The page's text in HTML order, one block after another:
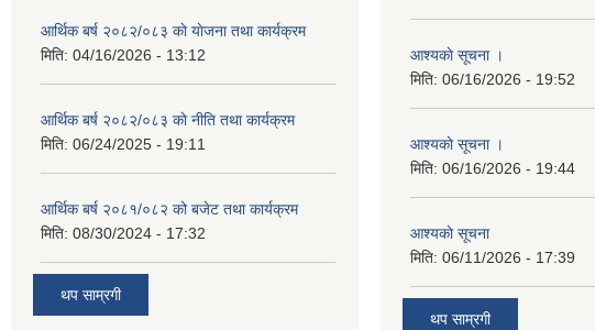
आर्थिक बर्ष २०८२/०८३ काे याेजना तथा कार्यक्रम
मिति: 04/16/2026 - 13:12
आर्थिक बर्ष २०८२/०८३ काे नीति तथा कार्यक्रम
मिति: 06/24/2025 - 19:11
आर्थिक बर्ष २०८१/०८२ को बजेट तथा कार्यक्रम
मिति: 08/30/2024 - 17:32
थप साम्रगी
आश्यकाे सूचना ।
मिति: 06/16/2026 - 19:52
आश्यकाे सूचना ।
मिति: 06/16/2026 - 19:44
आश्यकाे सूचना
मिति: 06/11/2026 - 17:39
थप साम्रगी